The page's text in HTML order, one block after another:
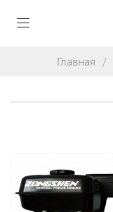
Главная